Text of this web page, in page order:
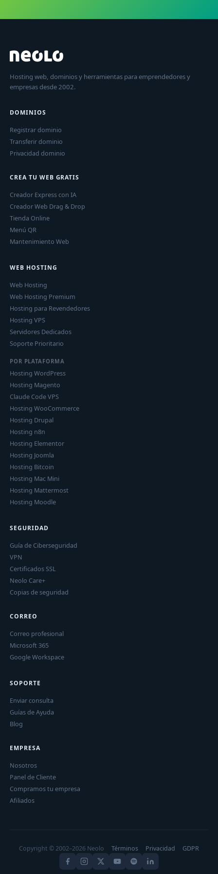
Hosting web, dominios y herramientas para emprendedores y
empresas desde 2002.
DOMINIOS
Registrar dominio
Transferir dominio
Privacidad dominio
CREA TU WEB GRATIS
Creador Express con IA
Creador Web Drag & Drop
Tienda Online
Menú QR
Mantenimiento Web
WEB HOSTING
Web Hosting
Web Hosting Premium
Hosting para Revendedores
Hosting VPS
Servidores Dedicados
Soporte Prioritario
POR PLATAFORMA
Hosting WordPress
Hosting Magento
Claude Code VPS
Hosting WooCommerce
Hosting Drupal
Hosting n8n
Hosting Elementor
Hosting Joomla
Hosting Bitcoin
Hosting Mac Mini
Hosting Mattermost
Hosting Moodle
SEGURIDAD
Guía de Ciberseguridad
VPN
Certificados SSL
Neolo Care+
Copias de seguridad
CORREO
Correo profesional
Microsoft 365
Google Workspace
SOPORTE
Enviar consulta
Guías de Ayuda
Blog
EMPRESA
Nosotros
Panel de Cliente
Compramos tu empresa
Afiliados
Copyright © 2002–2026 Neolo Términos Privacidad GDPR